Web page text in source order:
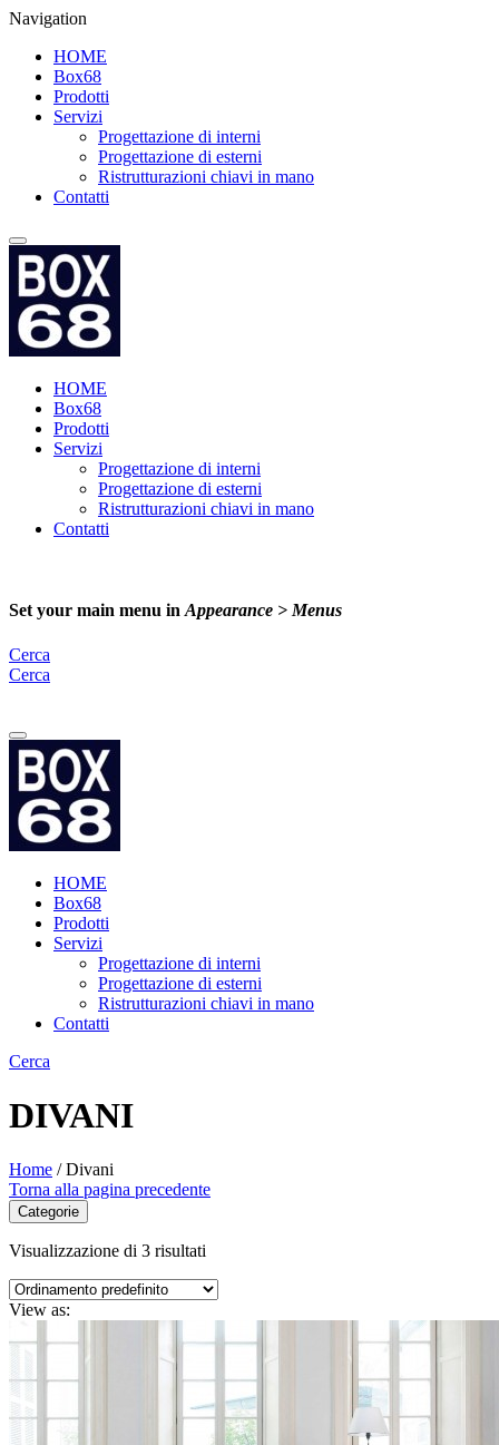
Navigation
HOME
Box68
Prodotti
Servizi
Progettazione di interni
Progettazione di esterni
Ristrutturazioni chiavi in mano
Contatti
HOME
Box68
Prodotti
Servizi
Progettazione di interni
Progettazione di esterni
Ristrutturazioni chiavi in mano
Contatti
Set your main menu in Appearance > Menus
Cerca
Cerca
HOME
Box68
Prodotti
Servizi
Progettazione di interni
Progettazione di esterni
Ristrutturazioni chiavi in mano
Contatti
Cerca
DIVANI
Home /Divani
Torna alla pagina precedente
Categorie
Visualizzazione di 3 risultati
View as: